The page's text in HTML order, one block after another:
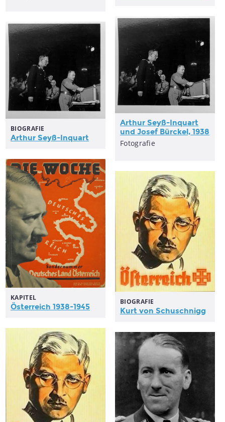
Arthur Seyß-Inquart
und Josef Bürckel, 1938
Fotografie
BIOGRAFIE
Arthur Seyß-Inquart
KAPITEL
Österreich 1938-1945
BIOGRAFIE
Kurt von Schuschnigg